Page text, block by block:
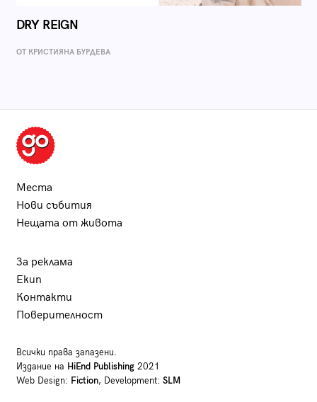
DRY REIGN
ОТ КРИСТИЯНА БУРДЕВА
Места
Нови събития
Нещата от живота
За реклама
Екип
Контакти
Поверителност
Всички права запазени.
Издание на HiEnd Publishing2021
Web Design: Fiction, Development: SLM